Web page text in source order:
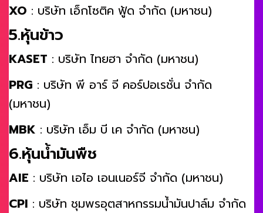
XO : บริษัท เอ็กโซติค ฟู้ด จำกัด (มหาชน)
5.หุ้นข้าว
KASET : บริษัท ไทยฮา จำกัด (มหาชน)
PRG : บริษัท พี อาร์ จี คอร์ปอเรชั่น จำกัด
(มหาชน)
MBK : บริษัท เอ็ม บี เค จำกัด (มหาชน)
6.หุ้นน้ำมันพืช
AIE : บริษัท เอไอ เอนเนอร์จี จำกัด (มหาชน)
CPI : บริษัท ชุมพรอุตสาหกรรมน้ำมันปาล์ม จำกัด